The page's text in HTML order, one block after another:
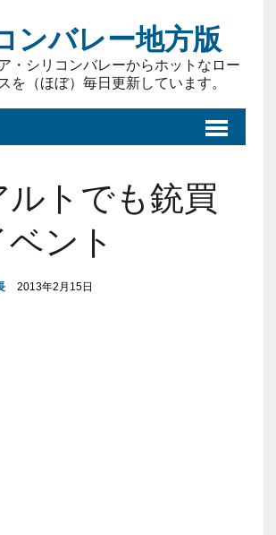
ンバレー地方版
・シリコンバレーからホットなロー
を（ほぼ）毎日更新しています。
トでも銃買
ント
2013年2月15日